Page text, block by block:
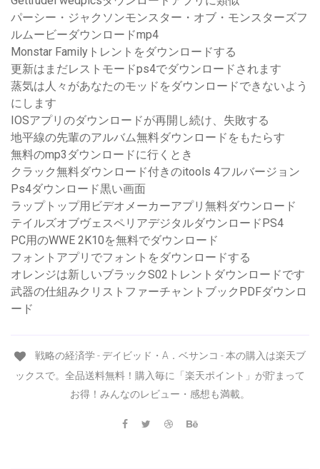
パーシー・ジャクソンモンスター・オブ・モンスターズフ
ルムービーダウンロードmp4
Monstar Familyトレントをダウンロードする
更新はまだレストモードps4でダウンロードされます
蒸気は人々があなたのモッドをダウンロードできないよう
にします
IOSアプリのダウンロードが再開し続け、失敗する
地平線の先輩のアルバム無料ダウンロードをもたらす
無料のmp3ダウンロードに行くとき
クラック無料ダウンロード付きのitools 4フルバージョン
Ps4ダウンロード黒い画面
ラップトップ用ビデオメーカーアプリ無料ダウンロード
テイルズオブヴェスペリアデジタルダウンロードPS4
PC用のWWE 2K10を無料でダウンロード
フォントアプリでフォントをダウンロードする
オレンジは新しいブラックS02トレントダウンロードです
武器の仕組みクリストファーチャントブックPDFダウンロ
ード
戦略の経済学 - デイビッド・A．ベサンコ - 本の購入は楽天ブ
ックスで。全品送料無料！購入毎に「楽天ポイント」が貯まって
お得！みんなのレビュー・感想も満載。